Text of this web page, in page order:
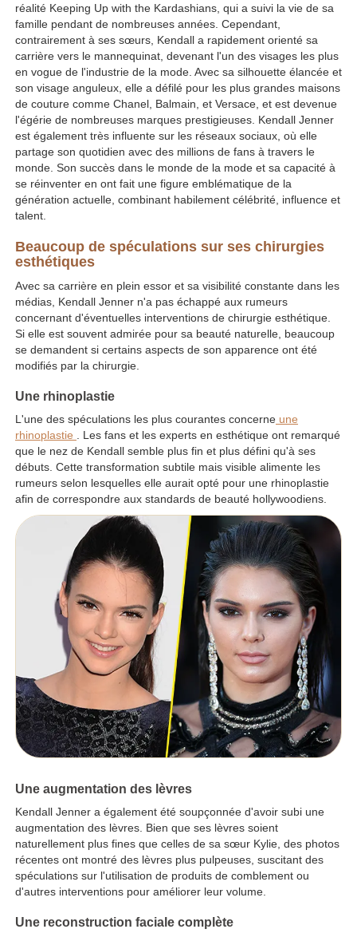
réalité Keeping Up with the Kardashians, qui a suivi la vie de sa
famille pendant de nombreuses années. Cependant,
contrairement à ses sœurs, Kendall a rapidement orienté sa
carrière vers le mannequinat, devenant l'un des visages les plus
en vogue de l'industrie de la mode. Avec sa silhouette élancée et
son visage anguleux, elle a défilé pour les plus grandes maisons
de couture comme Chanel, Balmain, et Versace, et est devenue
l'égérie de nombreuses marques prestigieuses. Kendall Jenner
est également très influente sur les réseaux sociaux, où elle
partage son quotidien avec des millions de fans à travers le
monde. Son succès dans le monde de la mode et sa capacité à
se réinventer en ont fait une figure emblématique de la
génération actuelle, combinant habilement célébrité, influence et
talent.
Beaucoup de spéculations sur ses chirurgies
esthétiques
Avec sa carrière en plein essor et sa visibilité constante dans les
médias, Kendall Jenner n'a pas échappé aux rumeurs
concernant d'éventuelles interventions de chirurgie esthétique.
Si elle est souvent admirée pour sa beauté naturelle, beaucoup
se demandent si certains aspects de son apparence ont été
modifiés par la chirurgie.
Une rhinoplastie
L'une des spéculations les plus courantes concerne une
rhinoplastie . Les fans et les experts en esthétique ont remarqué
que le nez de Kendall semble plus fin et plus défini qu'à ses
débuts. Cette transformation subtile mais visible alimente les
rumeurs selon lesquelles elle aurait opté pour une rhinoplastie
afin de correspondre aux standards de beauté hollywoodiens.
Une augmentation des lèvres
Kendall Jenner a également été soupçonnée d'avoir subi une
augmentation des lèvres. Bien que ses lèvres soient
naturellement plus fines que celles de sa sœur Kylie, des photos
récentes ont montré des lèvres plus pulpeuses, suscitant des
spéculations sur l'utilisation de produits de comblement ou
d'autres interventions pour améliorer leur volume.
Une reconstruction faciale complète